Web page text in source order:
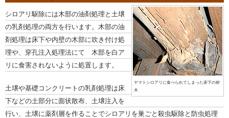
ヤマトシロアリに食べられてしまった床下の材
木
シロアリ駆除には木部の油剤処理と土壌
の乳剤処理の両方を行います。木部の油
剤処理は床下や内壁の木部に吹き付け処
理や、穿孔注入処理法にて 木部を白ア
リに食害されないように処置します。
土壌や基礎コンクリートの乳剤処理は床
下などの土部分に面状散布、土壌注入を
行い、土壌に薬剤層を作ることでシロアリを巣ごと殺虫駆除と防虫処理